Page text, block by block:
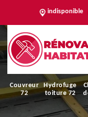
indisponible
Couvreur
72
Hydrofuge
toiture 72